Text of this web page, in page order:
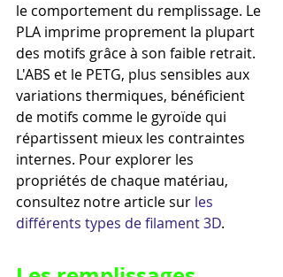
le comportement du remplissage. Le
PLA imprime proprement la plupart
des motifs grâce à son faible retrait.
L'ABS et le PETG, plus sensibles aux
variations thermiques, bénéficient
de motifs comme le gyroïde qui
répartissent mieux les contraintes
internes. Pour explorer les
propriétés de chaque matériau,
consultez notre article sur les
différents types de filament 3D.